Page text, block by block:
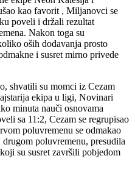
kao favorit , Miljanovci se
poveli i držali rezultat
Nakon toga su
oših dodavanja prosto
i susret mirno privede
shvatili su momci iz Cezam
ekipa u ligi, Novinari
minuta nauči osnovama
sa 11:2, Cezam se regrupisao
poluvremenu se odmakao
poluvremenu, presudila
su susret završili pobjedom